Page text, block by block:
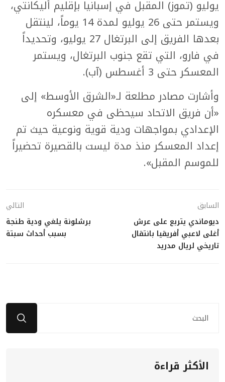
يوليو (تموز) المقبل في إسبانيا بإقليم أليكانتي،
ويستمر حتى 26 يوليو لمدة 14 يوماً، لينتقل
بعدها الفريق إلى البرتغال 27 يوليو، وتحديداً
في فارو، التي تقع جنوب البرتغال، ويستمر
المعسكر حتى 3 أغسطس (آب).
وأشارت مصادر مطلعة لـ«الشرق الأوسط» إلى
«أن فريق الاتحاد سيحظى في معسكره
الإعدادي بمواجهات ودية قوية ونوعية حيث تم
إعداد المعسكر منذ مدة ليست بالقصيرة تحضيراً
للموسم المقبل».
السابق
ديوماندي يتربع على عرش
أغلى لاعبي أفريقيا بانتقال
تاريخي لريال مدريد
التالي
برشلونة يلغي ودية طنجة
بسبب أحداث سبتة
الأكثر قراءة